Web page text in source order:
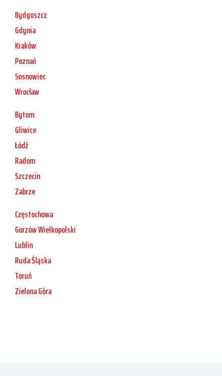
Bydgoszcz
Gdynia
Kraków
Poznań
Sosnowiec
Wrocław
Bytom
Gliwice
Łódź
Radom
Szczecin
Zabrze
Częstochowa
Gorzów Wielkopolski
Lublin
Ruda Śląska
Toruń
Zielona Góra